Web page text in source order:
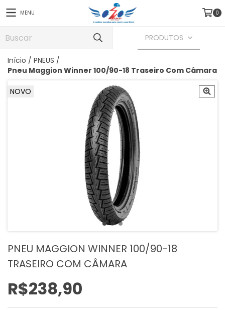
MENU 0
PRODUTOS
Início / PNEUS /
Pneu Maggion Winner 100/90-18 Traseiro Com Câmara
NOVO
PNEU MAGGION WINNER 100/90-18
TRASEIRO COM CÂMARA
R$238,90